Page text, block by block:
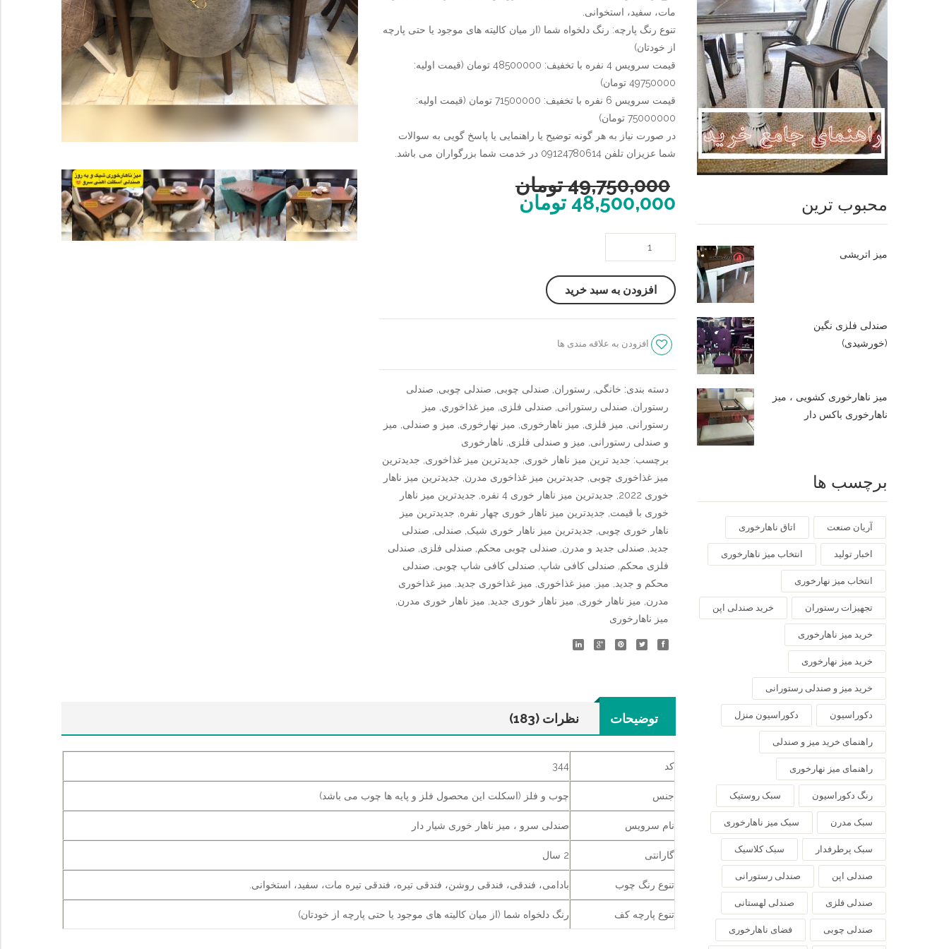
مات، سفید، استخوانی.
تنوع رنگ پارچه: رنگ دلخواه شما (از میان کالیته های موجود یا حتی پارچه
از خودتان)
قیمت سرویس 4 نفره با تخفیف: 48500000 تومان (قیمت اولیه:
49750000 تومان)
قیمت سرویس 6 نفره با تخفیف: 71500000 تومان (قیمت اولیه:
75000000 تومان)
در صورت نیاز به هر گونه توضیح یا راهنمایی یا پاسخ گویی به سوالات
شما عزیزان تلفن 09124780614 در خدمت شما بزرگواران می باشد.
49,750,000 تومان
48,500,000 تومان
صندلی
چوبی
سرو
شیار
افزودن به سبد خرید
افزودن به علاقه مندی ها
دسته بندی: خانگی رستوران صندلی چوبی صندلی چوبی صندلی
رستوران صندلی رستورانی صندلی فلزی ميز غذاخوري میز
رستورانی میز فلزی میز ناهارخوری میز نهارخوری میز و صندلی میز
و صندلی رستورانی میز و صندلی فلزی ناهارخوری
برچسب: جدید ترین میز ناهار خوری جدیدترین میز غذاخوری جدیدترین
میز غذاخوری چوبی جدیدترین میز غذاخوری مدرن جدیدترین میز ناهار
خوری 2022
جدیدترین میز ناهار خوری 4 نفره
جدیدترین میز ناهار
خوری با قیمت جدیدترین میز ناهار خوری چهار نفره جدیدترین میز
ناهار خوری چوبی جدیدترین میز ناهار خوری شیک صندلی صندلی
جدید
صندلی جدید و مدرن صندلی چوبی محکم صندلی فلزی صندلی
فلزی محکم
صندلی کافی شاپ صندلی کافی شاپ چوبی صندلی
محکم و جدید
میز میز غذاخوری میز غذاخوری جدید
میز غذاخوری
مدرن میز ناهار خوری میز ناهار خوری جدید میز ناهار خوری مدرن
میز ناهارخوری
توضیحات نظرات (183)
کد 344
جنس چوب و فلز (اسکلت این محصول فلز و پایه ها چوب می باشد)
نام سرویس صندلی سرو ، میز ناهار خوری شیار دار
گارانتی 2 سال
تنوع رنگ چوب بادامی، فندقی، فندقی روشن، فندقی تیره، فندقی تیره مات، سفید، استخوانی.
تنوع پارچه کف رنگ دلخواه شما (از میان کالیته های موجود یا حتی پارچه از خودتان)
محبوب ترین
میز اتریشی
صندلی فلزی نگین
(خورشیدی)
میز ناهارخوری کشویی ، میز
ناهارخوری باکس دار
برچسب ها
آریان صنعت اتاق ناهارخوری
اخبار تولید انتخاب میز ناهارخوری
انتخاب میز نهارخوری
تجهیزات رستوران خرید صندلی اپن
خرید میز ناهارخوری
خرید میز نهارخوری
خرید میز و صندلی رستورانی
دکوراسیون دکوراسیون منزل
راهنمای خرید میز و صندلی
راهنمای میز نهارخوری
رنگ دکوراسیون سبک روستیک
سبک مدرن سبک میز ناهارخوری
سبک پرطرفدار سبک کلاسیک
صندلی اپن صندلی رستورانی
صندلی فلزی صندلی لهستانی
صندلی چوبی فضای ناهارخوری